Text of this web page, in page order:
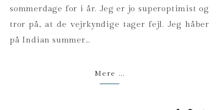
sommerdage for i år. Jeg er jo superoptimist og
tror på, at de vejrkyndige tager fejl. Jeg håber
på Indian summer…
Mere ...